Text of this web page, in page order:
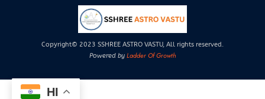
Copyright© 2023 SSHREE ASTRO VASTU, All rights reserved.
Powered by Ladder Of Growth
HI